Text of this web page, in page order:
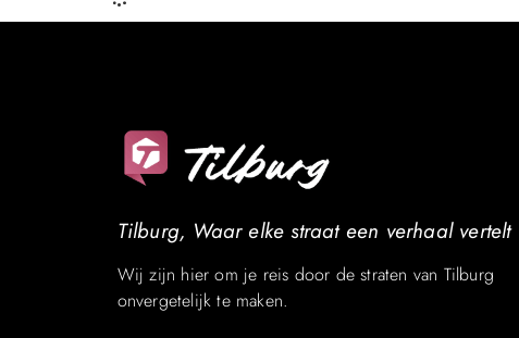
Tilburg, Waar elke straat een verhaal vertelt
Wij zijn hier om je reis door de straten van Tilburg
onvergetelijk te maken.